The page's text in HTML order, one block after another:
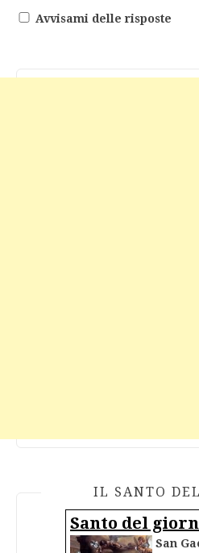
Avvisami delle risposte
IL SANTO
Santo del
San